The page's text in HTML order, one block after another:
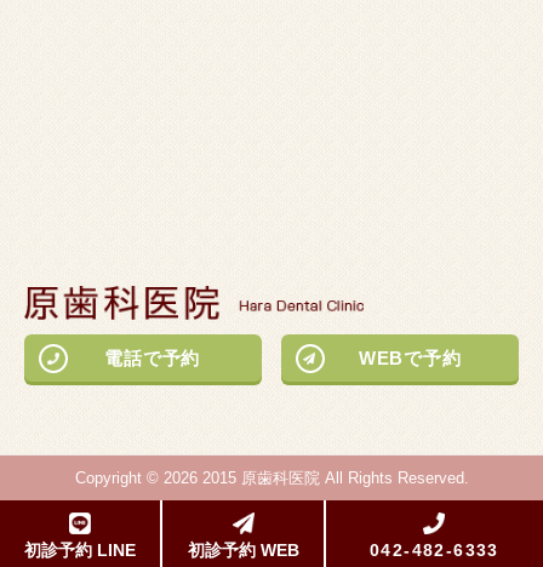
電話で予約 WEBで予約
Copyright © 2026 2015 原歯科医院 All Rights Reserved.
初診予約 LINE 初診予約 WEB 042-482-6333